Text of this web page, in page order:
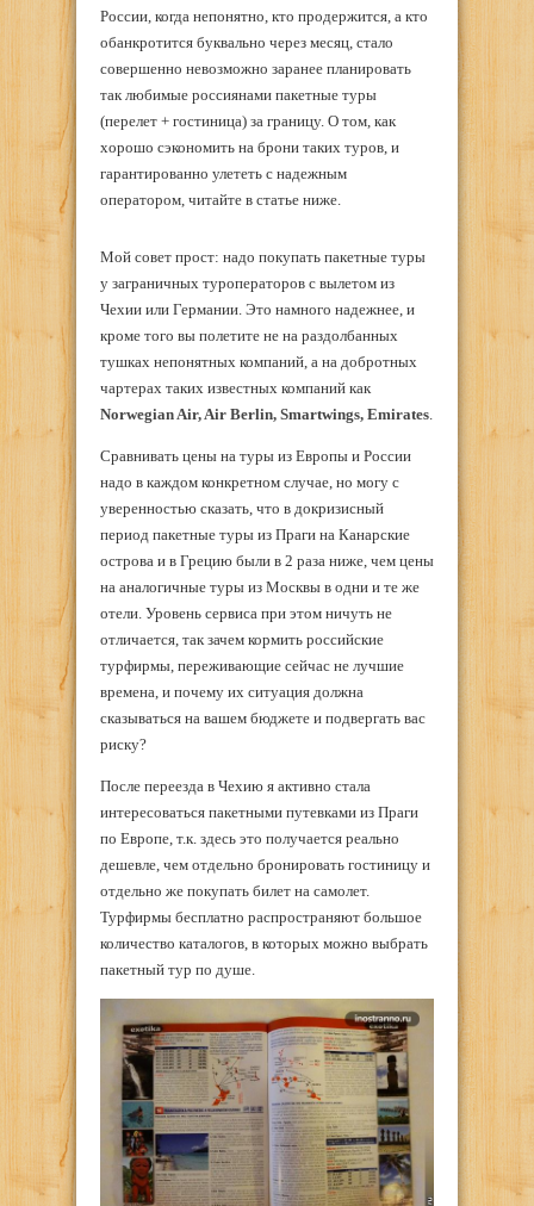
России, когда непонятно, кто продержится, а кто
обанкротится буквально через месяц, стало
совершенно невозможно заранее планировать
так любимые россиянами пакетные туры
(перелет + гостиница) за границу. О том, как
хорошо сэкономить на брони таких туров, и
гарантированно улететь с надежным
оператором, читайте в статье ниже.
Мой совет прост: надо покупать пакетные туры
у заграничных туроператоров с вылетом из
Чехии или Германии. Это намного надежнее, и
кроме того вы полетите не на раздолбанных
тушках непонятных компаний, а на добротных
чартерах таких известных компаний как
Norwegian Air, Air Berlin, Smartwings, Emirates.
Сравнивать цены на туры из Европы и России
надо в каждом конкретном случае, но могу с
уверенностью сказать, что в докризисный
период пакетные туры из Праги на Канарские
острова и в Грецию были в 2 раза ниже, чем цены
на аналогичные туры из Москвы в одни и те же
отели. Уровень сервиса при этом ничуть не
отличается, так зачем кормить российские
турфирмы, переживающие сейчас не лучшие
времена, и почему их ситуация должна
сказываться на вашем бюджете и подвергать вас
риску?
После переезда в Чехию я активно стала
интересоваться пакетными путевками из Праги
по Европе, т.к. здесь это получается реально
дешевле, чем отдельно бронировать гостиницу и
отдельно же покупать билет на самолет.
Турфирмы бесплатно распространяют большое
количество каталогов, в которых можно выбрать
пакетный тур по душе.